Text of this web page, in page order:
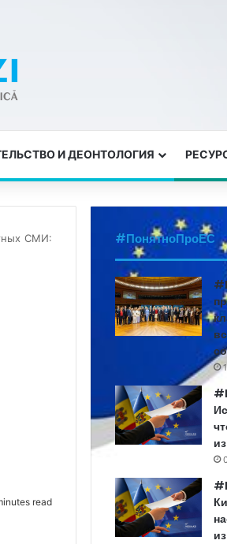
И ДЕОНТОЛОГИЯ
СМИ:
read
#ПонятноПроЕС